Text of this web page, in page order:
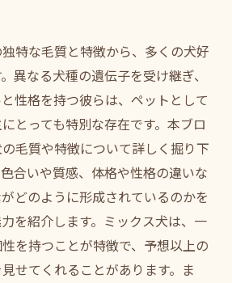
特な毛質と特徴から、多くの犬好
異なる犬種の遺伝子を受け継ぎ、
性格を持つ彼らは、ペットとして
とっても特別な存在です。本ブロ
毛質や特徴について詳しく掘り下
合いや質感、体格や性格の違いな
どのように形成されているのかを
を紹介します。ミックス犬は、一
を持つことが特徴で、予想以上の
せてくれることがあります。ま